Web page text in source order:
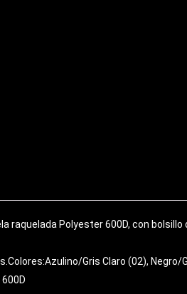
raquelada Polyester 600D, con
Gris Claro (02),